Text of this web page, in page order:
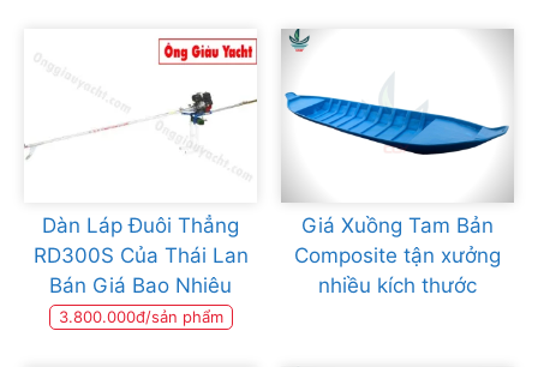
Dàn Láp Đuôi Thẳng
RD300S Của Thái Lan
Bán Giá Bao Nhiêu
3.800.000đ/sản phẩm
Giá Xuồng Tam Bản
Composite tận xưởng
nhiều kích thước